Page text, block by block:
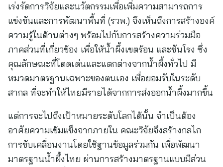
เร่งรัดการวิจัยและนวัตกรรมเพื่อเพิ่มความสามารถการ
แข่งขันและการพัฒนาพื้นที่ (รวพ.) จึงเห็นถึงการสร้างองค์
ความรู้ในด้านต่างๆ พร้อมไปกับการสร้างความร่วมมือ
ภาคส่วนที่เกี่ยวข้อง เพื่อให้น้ำผึ้งเขตร้อน และชันโรง ซึ่ง
คุณลักษณะที่โดดเด่นและแตกต่างจากน้ำผึ้งทั่วไป มี
หมวดมาตรฐานเฉพาะของตนเอง เพื่อยอมรับในระดับ
สากล ที่จะทำให้ไทยมีรายได้จากการส่งออกน้ำผึ้งมากขึ้น
แต่การจะไปถึงเป้าหมายระดับโลกได้นั้น จำเป็นต้อง
อาศัยความเข้มแข็งจากภายใน คณะวิจัยจึงสร้างกลไก
การขับเคลื่อนงานโดยใช้ฐานข้อมูลร่วมกัน เพื่อพัฒนา
มาตรฐานน้ำผึ้งไทย ผ่านการสร้างมาตรฐานแบบมีส่วน